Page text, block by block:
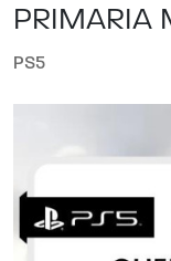
PRIMARIA
PS5